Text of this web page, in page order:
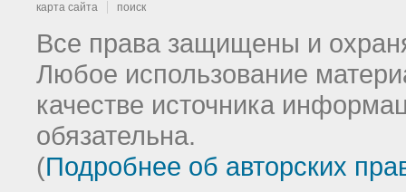
карта сайта поиск
Все права защищены и
Любое использование
качестве источника
обязательна.
(Подробнее об авторских